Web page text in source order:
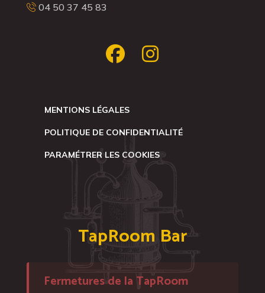
04 50 37 45 83
MENTIONS LÉGALES
POLITIQUE DE CONFIDENTIALITÉ
PARAMÉTRER LES COOKIES
TapRoom Bar
Fermetures de la TapRoom